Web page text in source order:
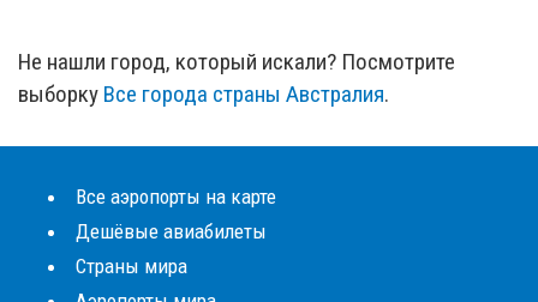
Не нашли город, который искали? Посмотрите
выборку Все города страны Австралия.
Все аэропорты на карте
Дешёвые авиабилеты
Страны мира